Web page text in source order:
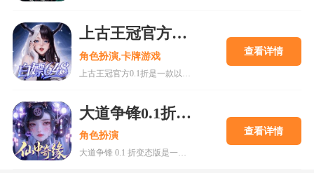
上古王冠官方0.1折
角色扮演,卡牌游戏
上古王冠官方0.1折是一款以西方魔幻为背景的卡牌策略手游，主打超低充值比例，让玩家轻松享受VIP特权。游戏提供数百位风格各异的英雄角色，支持自由收集与阵容搭配，强调策略对战而非盲目氪金。玩家可通过副本挑战、公会活动、日常任务等方式提升战力，获取装备与资源。登录即送豪礼，挂机养成更省时省力，适合各类玩家。游戏玩法丰富，更新频繁，优化体验，是值得一试的魔幻冒险佳作。
查看详情
大道争锋0.1折变态版
角色扮演
大道争锋 0.1 折变态版是一款主打超值福利的仙侠角色扮演手游，提供永久 0.1 折充值优惠，让玩家轻松获得强大战力。游戏拥有精美画面、丰富副本和多样玩法，包括 PVE 闯关与 PVP 竞技，适合各类玩家体验修仙乐趣。开局赠送 VIP 和元宝，成长迅速，离线挂机也能持续收益。掌握合理资源分配与玩法技巧，可快速提升实力，享受畅快游戏体验。
查看详情